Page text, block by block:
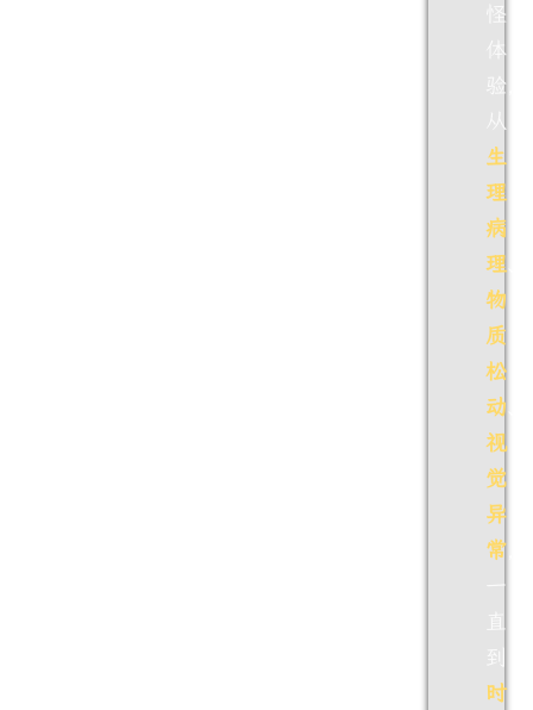
怪
体
验，
从
生
理
病
理
物
质
松
动
视
觉
异
常
一
直
时